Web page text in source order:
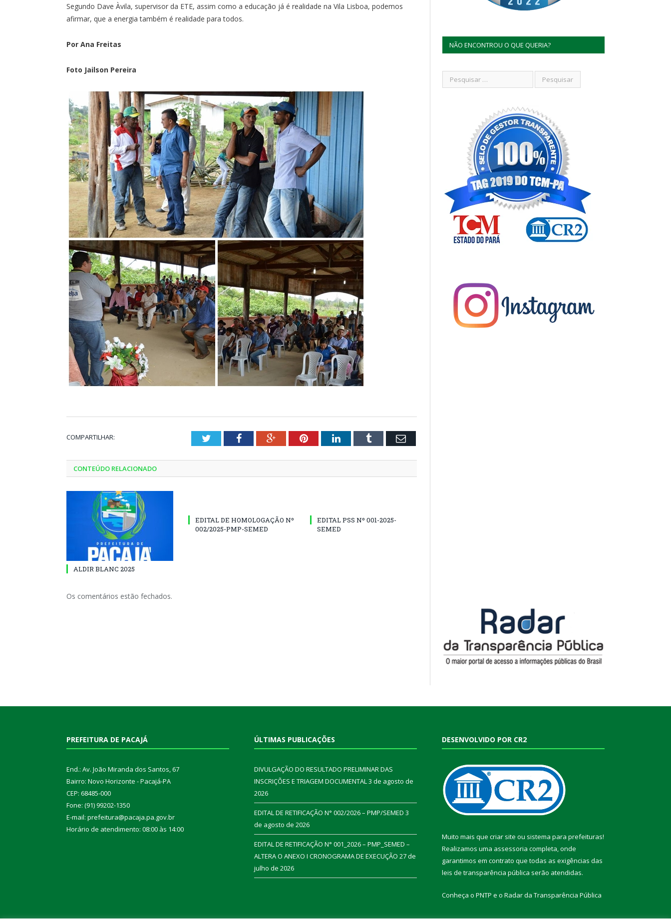
Segundo Dave Àvila, supervisor da ETE, assim como a educação já é realidade na Vila Lisboa, podemos
afirmar, que a energia também é realidade para todos.
Por Ana Freitas
Foto Jailson Pereira
COMPARTILHAR: TwitterFacebookGoogle+PinterestLinkedInTumblr Email
CONTEÚDO RELACIONADO
ALDIR BLANC 2025
EDITAL DE HOMOLOGAÇÃO Nº
002/2025-PMP-SEMED
EDITAL PSS Nº 001-2025-
SEMED
Os comentários estão fechados.
NÃO ENCONTROU O QUE QUERIA?
PREFEITURA DE PACAJÁ
End.: Av. João Miranda dos Santos, 67
Bairro: Novo Horizonte - Pacajá-PA
CEP: 68485-000
Fone: (91) 99202-1350
E-mail: prefeitura@pacaja.pa.gov.br
Horário de atendimento: 08:00 às 14:00
ÚLTIMAS PUBLICAÇÕES
DIVULGAÇÃO DO RESULTADO PRELIMINAR DAS
INSCRIÇÕES E TRIAGEM DOCUMENTAL3 de agosto de
2026
EDITAL DE RETIFICAÇÃO N° 002/2026 – PMP/SEMED 3
de agosto de 2026
EDITAL DE RETIFICAÇÃO N° 001_2026 – PMP_SEMED –
ALTERA O ANEXO I CRONOGRAMA DE EXECUÇÃO 27 de
julho de 2026
DESENVOLVIDO POR CR2
Muito mais que criar site ou sistema para prefeituras!
Realizamos uma assessoria completa, onde
garantimos em contrato que todas as exigências das
leis de transparência pública serão atendidas.
Conheça o PNTP e o Radar da Transparência Pública